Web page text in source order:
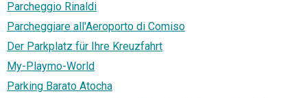
Parcheggio Rinaldi
Parcheggiare all'Aeroporto di Comiso
Der Parkplatz für Ihre Kreuzfahrt
My-Playmo-World
Parking Barato Atocha